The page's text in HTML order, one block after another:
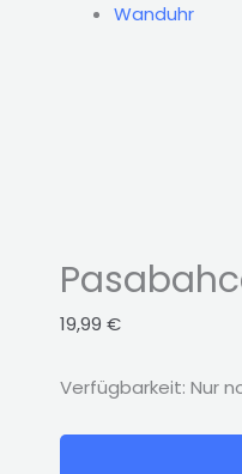
Wanduhr
19,99 €
Verfügbarkeit: Nur